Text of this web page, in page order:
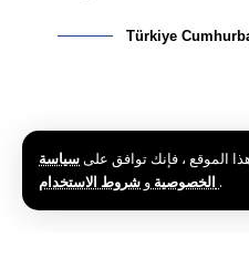
الموقع ، فإنك توافق علىسياسة
الخصوصية و .
Türkiye